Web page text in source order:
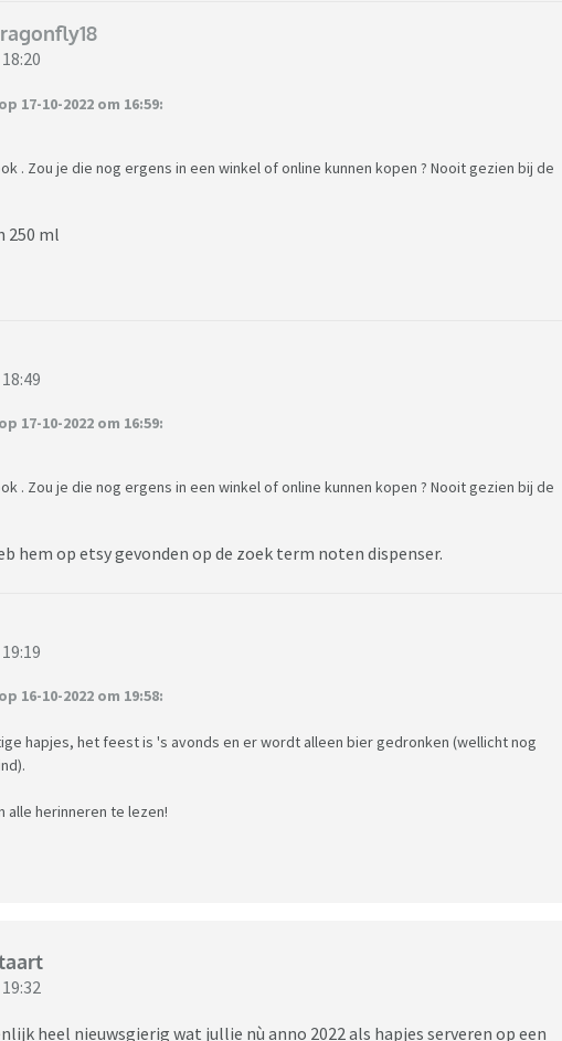
17-10-2022 om 16:59:
. Zou je die nog ergens in een winkel of online kunnen kopen ? Nooit gezien bij de
250 ml
17-10-2022 om 16:59:
. Zou je die nog ergens in een winkel of online kunnen kopen ? Nooit gezien bij de
hem op etsy gevonden op de zoek term noten dispenser.
16-10-2022 om 19:58:
hapjes, het feest is 's avonds en er wordt alleen bier gedronken (wellicht nog
alle herinneren te lezen!
heel nieuwsgierig wat jullie nù anno 2022 als hapjes serveren op een